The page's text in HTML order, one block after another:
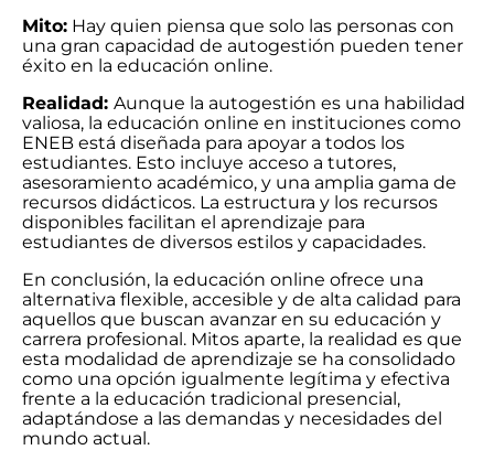
Mito: Hay quien piensa que solo las personas con
una gran capacidad de autogestión pueden tener
éxito en la educación online.
Realidad: Aunque la autogestión es una habilidad
valiosa, la educación online en instituciones como
ENEB está diseñada para apoyar a todos los
estudiantes. Esto incluye acceso a tutores,
asesoramiento académico, y una amplia gama de
recursos didácticos. La estructura y los recursos
disponibles facilitan el aprendizaje para
estudiantes de diversos estilos y capacidades.
En conclusión, la educación online ofrece una
alternativa flexible, accesible y de alta calidad para
aquellos que buscan avanzar en su educación y
carrera profesional. Mitos aparte, la realidad es que
esta modalidad de aprendizaje se ha consolidado
como una opción igualmente legítima y efectiva
frente a la educación tradicional presencial,
adaptándose a las demandas y necesidades del
mundo actual.